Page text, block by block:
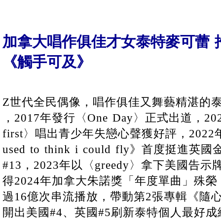
加拿大唱作俱佳才女泰特麥可蕾
《觸手可及》
Z世代全民偶像，唱作俱佳又舞藝精湛的
，2017年發行〈One Day〉正式出道，
first〉唱出青少年失戀心聲獲好評，2022
used to think i could fly》首度挺進英國
#13，2023年以〈greedy〉拿下美國告示
得2024年加拿大朱諾獎「年度單曲」殊
過16億次串流播放，帶動第2張專輯《隨
開出美國#4、英國#5刷新泰特個人最好